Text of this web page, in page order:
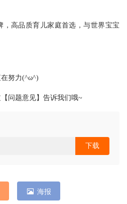
，高品质育儿家庭首选，与世界宝宝
努力(^ω^)
问题意见】告诉我们哦~
下载
海报